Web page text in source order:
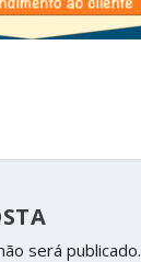
será publicado.